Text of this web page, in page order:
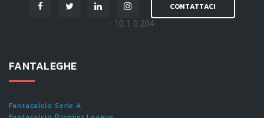
CONTATTACI
- 10.1.0.204
FANTALEGHE
Fantacalcio Serie A